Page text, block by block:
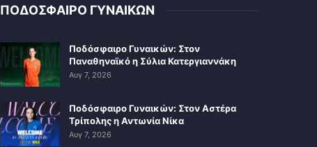
ΠΟΔΟΣΦΑΙΡΟ ΓΥΝΑΙΚΩΝ
Ποδόσφαιρο Γυναικών: Στον
Παναθηναϊκό η Σύλια Κατεργιαννάκη
Αυγ 7, 2026
Ποδόσφαιρο Γυναικών: Στον Αστέρα
Τρίπολης η Αντωνία Νίκα
Αυγ 7, 2026